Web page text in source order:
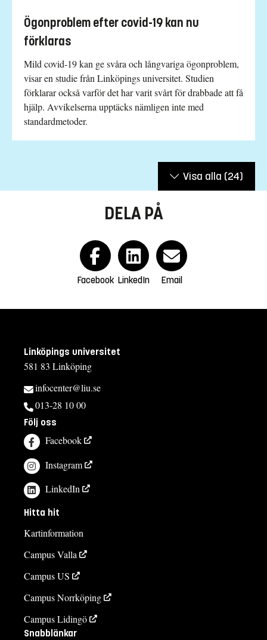
Ögonproblem efter covid-19 kan nu
förklaras
Mild covid-19 kan ge svåra och långvariga ögonproblem,
visar en studie från Linköpings universitet. Studien
förklarar också varför det har varit svårt för drabbade att få
hjälp. Avvikelserna upptäcks nämligen inte med
standardmetoder.
Visa alla (24)
DELA PÅ
Facebook LinkedIn Email
Linköpings universitet
581 83 Linköping
infocenter@liu.se
013-28 10 00
Följ oss
Facebook
Instagram
LinkedIn
Hitta hit
Kartinformation
Campus Valla
Campus US
Campus Norrköping
Campus Lidingö
Snabblänkar